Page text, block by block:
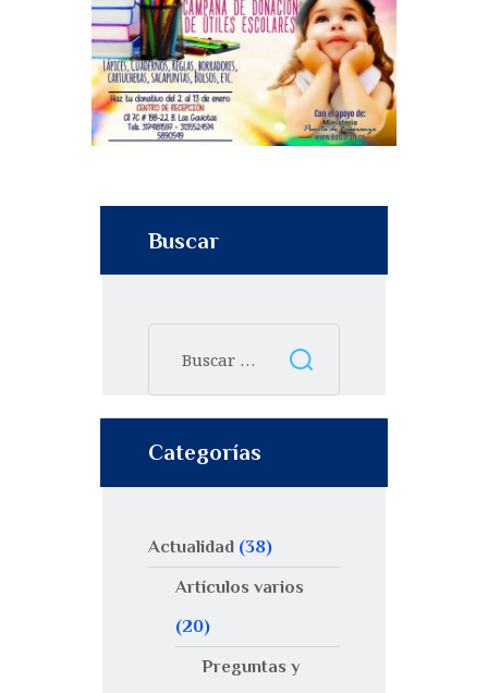
Buscar
Categorías
Actualidad (38)
Artículos varios
(20)
Preguntas y